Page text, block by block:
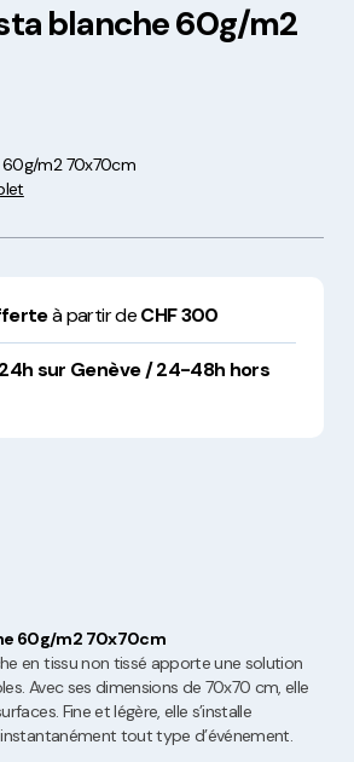
blanche 60g/m2
60g/m2 70x70cm
à partir deCHF 300
24h sur Genève / 24-48h hors
60g/m2 70x70cm
en tissu non tissé apporte une solution
Avec ses dimensions de 70x70 cm, elle
Fine et légère, elle s’installe
tout type d’événement.